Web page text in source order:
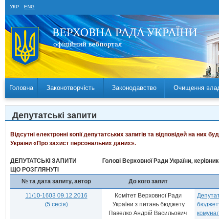
УКР ENG
Головна Законотворчість Законодавство Очищення
Депутатські запити
Відсутні електронні копії депутатських запитів та відповідей на
України «Про захист персональних даних».
ДЕПУТАТСЬКІ ЗАПИТИ
ЩО РОЗГЛЯНУТІ
Голові Верховної Ради України,
№ та дата запиту, автор До кого запит
11/10-1603 09.12.2016
(5 сесія)
Комітет Верховної Ради
України з питань бюджету
Павелко Андрій Васильович